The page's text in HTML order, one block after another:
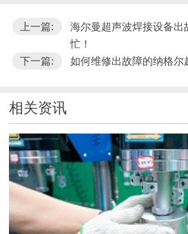
上一篇:
海尔曼超声波焊接设备
忙！
下一篇:
如何维修出故障的纳格尔
相关资讯